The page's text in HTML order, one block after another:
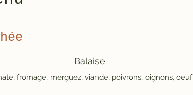
Balaise
fromage, merguez, viande, poivrons, oignons, oeuf